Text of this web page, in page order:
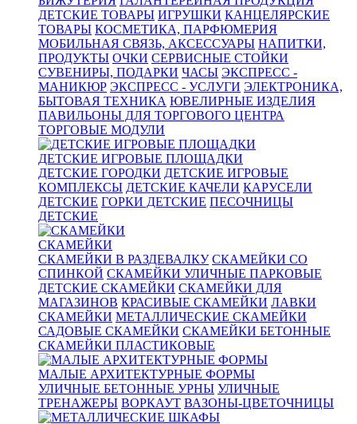
ДЕТСКИЕ ТОВАРЫ ИГРУШКИ КАНЦЕЛЯРСКИЕ
ТОВАРЫ КОСМЕТИКА, ПАРФЮМЕРИЯ
МОБИЛЬНАЯ СВЯЗЬ, АКСЕССУАРЫ НАПИТКИ,
ПРОДУКТЫ ОЧКИ СЕРВИСНЫЕ СТОЙКИ
СУВЕНИРЫ, ПОДАРКИ ЧАСЫ ЭКСПРЕСС -
МАНИКЮР ЭКСПРЕСС - УСЛУГИ ЭЛЕКТРОНИКА,
БЫТОВАЯ ТЕХНИКА ЮВЕЛИРНЫЕ ИЗДЕЛИЯ
ПАВИЛЬОНЫ ДЛЯ ТОРГОВОГО ЦЕНТРА
ТОРГОВЫЕ МОДУЛИ
ДЕТСКИЕ ИГРОВЫЕ ПЛОЩАДКИ
ДЕТСКИЕ ГОРОДКИ ДЕТСКИЕ ИГРОВЫЕ
КОМПЛЕКСЫ ДЕТСКИЕ КАЧЕЛИ КАРУСЕЛИ
ДЕТСКИЕ ГОРКИ ДЕТСКИЕ ПЕСОЧНИЦЫ
ДЕТСКИЕ
СКАМЕЙКИ
СКАМЕЙКИ В РАЗДЕВАЛКУ СКАМЕЙКИ СО
СПИНКОЙ СКАМЕЙКИ УЛИЧНЫЕ ПАРКОВЫЕ
ДЕТСКИЕ СКАМЕЙКИ СКАМЕЙКИ ДЛЯ
МАГАЗИНОВ КРАСИВЫЕ СКАМЕЙКИ ЛАВКИ
СКАМЕЙКИ МЕТАЛЛИЧЕСКИЕ СКАМЕЙКИ
САДОВЫЕ СКАМЕЙКИ СКАМЕЙКИ БЕТОННЫЕ
СКАМЕЙКИ ПЛАСТИКОВЫЕ
МАЛЫЕ АРХИТЕКТУРНЫЕ ФОРМЫ
УЛИЧНЫЕ БЕТОННЫЕ УРНЫ УЛИЧНЫЕ
ТРЕНАЖЕРЫ ВОРКАУТ ВАЗОНЫ-ЦВЕТОЧНИЦЫ